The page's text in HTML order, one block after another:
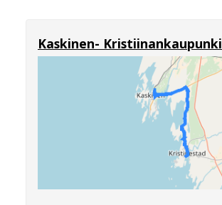
Kaskinen- Kristiinankaupunki